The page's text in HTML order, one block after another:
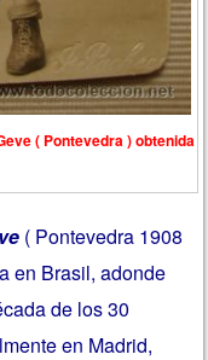
( Pontevedra ) obtenida
( Pontevedra 1908
en Brasil, adonde
de los 30
en Madrid,